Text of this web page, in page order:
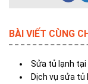
BÀI VIẾT CÙNG
Sửa tủ lạnh tại
Dịch vụ sửa tủ